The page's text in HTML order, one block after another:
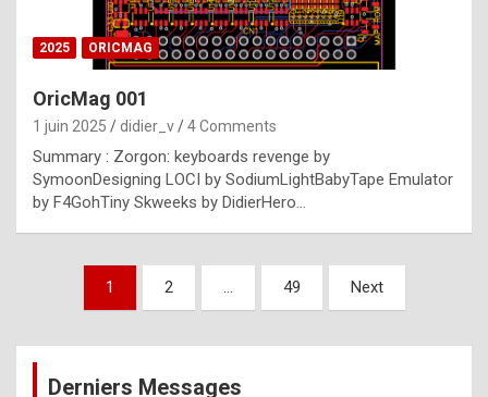
o
n
y
l
e
x
a
2025 ORICMAG
OricMag 001
1 juin 2025 didier_v 4 Comments
Summary : Zorgon: keyboards revenge by
SymoonDesigning LOCI by SodiumLightBabyTape Emulator
by F4GohTiny Skweeks by DidierHero…
Pagination
publications
1 2 … 49 Next
Derniers Messages